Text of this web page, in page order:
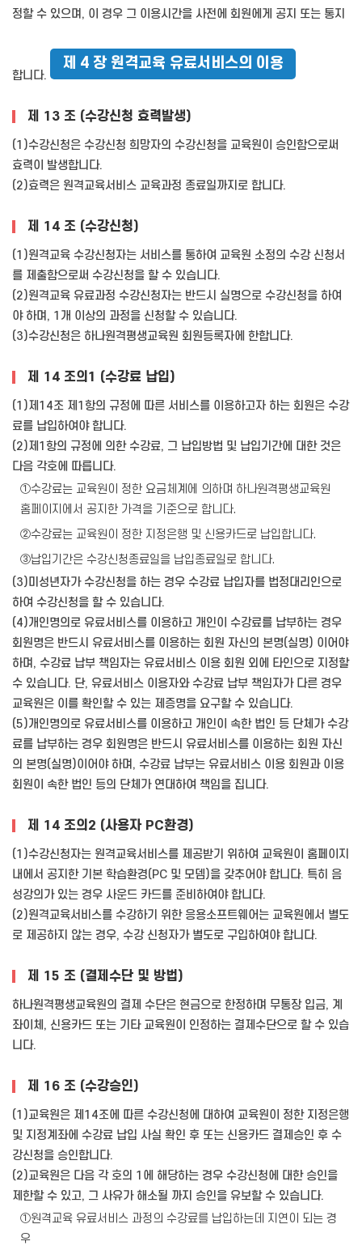
정할 수 있으며, 이 경우 그 이용시간을 사전에 회원에게 공지 또는 통지
합니다.
제 4 장 원격교육 유료서비스의 이용
제 13 조 (수강신청 효력발생)
(1)수강신청은 수강신청 희망자의 수강신청을 교육원이 승인함으로써
효력이 발생합니다.
(2)효력은 원격교육서비스 교육과정 종료일까지로 합니다.
제 14 조 (수강신청)
(1)원격교육 수강신청자는 서비스를 통하여 교육원 소정의 수강 신청서
를 제출함으로써 수강신청을 할 수 있습니다.
(2)원격교육 유료과정 수강신청자는 반드시 실명으로 수강신청을 하여
야 하며, 1개 이상의 과정을 신청할 수 있습니다.
(3)수강신청은 하나원격평생교육원 회원등록자에 한합니다.
제 14 조의1 (수강료 납입)
(1)제14조 제1항의 규정에 따른 서비스를 이용하고자 하는 회원은 수강
료를 납입하여야 합니다.
(2)제1항의 규정에 의한 수강료, 그 납입방법 및 납입기간에 대한 것은
다음 각호에 따릅니다.
①수강료는 교육원이 정한 요금체계에 의하며 하나원격평생교육원
홈페이지에서 공지한 가격을 기준으로 합니다.
②수강료는 교육원이 정한 지정은행 및 신용카드로 납입합니다.
③납입기간은 수강신청종료일을 납입종료일로 합니다.
(3)미성년자가 수강신청을 하는 경우 수강료 납입자를 법정대리인으로
하여 수강신청을 할 수 있습니다.
(4)개인명의로 유료서비스를 이용하고 개인이 수강료를 납부하는 경우
회원명은 반드시 유료서비스를 이용하는 회원 자신의 본명(실명) 이어야
하며, 수강료 납부 책임자는 유료서비스 이용 회원 외에 타인으로 지정할
수 있습니다. 단, 유료서비스 이용자와 수강료 납부 책임자가 다른 경우
교육원은 이를 확인할 수 있는 제증명을 요구할 수 있습니다.
(5)개인명의로 유료서비스를 이용하고 개인이 속한 법인 등 단체가 수강
료를 납부하는 경우 회원명은 반드시 유료서비스를 이용하는 회원 자신
의 본명(실명)이어야 하며, 수강료 납부는 유료서비스 이용 회원과 이용
회원이 속한 법인 등의 단체가 연대하여 책임을 집니다.
제 14 조의2 (사용자 PC환경)
(1)수강신청자는 원격교육서비스를 제공받기 위하여 교육원이 홈페이지
내에서 공지한 기본 학습환경(PC 및 모뎀)을 갖추어야 합니다. 특히 음
성강의가 있는 경우 사운드 카드를 준비하여야 합니다.
(2)원격교육서비스를 수강하기 위한 응용소프트웨어는 교육원에서 별도
로 제공하지 않는 경우, 수강 신청자가 별도로 구입하여야 합니다.
제 15 조 (결제수단 및 방법)
하나원격평생교육원의 결제 수단은 현금으로 한정하며 무통장 입금, 계
좌이체, 신용카드 또는 기타 교육원이 인정하는 결제수단으로 할 수 있습
니다.
제 16 조 (수강승인)
(1)교육원은 제14조에 따른 수강신청에 대하여 교육원이 정한 지정은행
및 지정계좌에 수강료 납입 사실 확인 후 또는 신용카드 결제승인 후 수
강신청을 승인합니다.
(2)교육원은 다음 각 호의 1에 해당하는 경우 수강신청에 대한 승인을
제한할 수 있고, 그 사유가 해소될 까지 승인을 유보할 수 있습니다.
①원격교육 유료서비스 과정의 수강료를 납입하는데 지연이 되는 경
우